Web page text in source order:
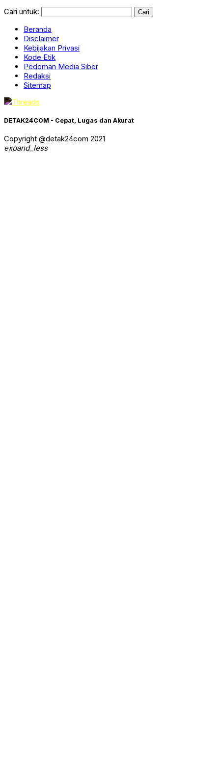
Cari untuk:
Beranda
Disclaimer
Kebijakan Privasi
Kode Etik
Pedoman Media Siber
Redaksi
Sitemap
DETAK24COM - Cepat, Lugas dan Akurat
Copyright @detak24com 2021
expand_less